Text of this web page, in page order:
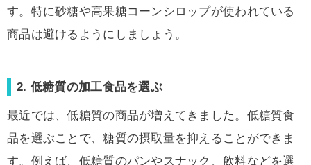
す。特に砂糖や高果糖コーンシロップが使われている
商品は避けるようにしましょう。
2. 低糖質の加工食品を選ぶ
最近では、低糖質の商品が増えてきました。低糖質食
品を選ぶことで、糖質の摂取量を抑えることができま
す。例えば、低糖質のパンやスナック、飲料などを選